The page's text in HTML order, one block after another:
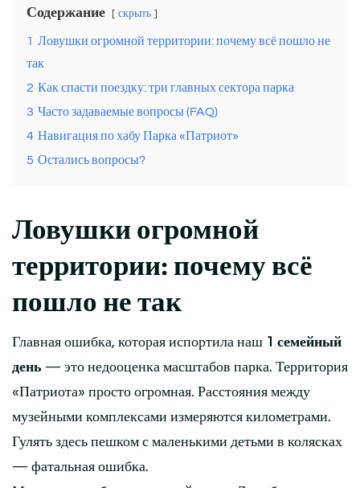
Содержание скрыть
1 Ловушки огромной территории: почему всё пошло не
так
2 Как спасти поездку: три главных сектора парка
3 Часто задаваемые вопросы (FAQ)
4 Навигация по хабу Парка «Патриот»
5 Остались вопросы?
Ловушки огромной
территории: почему всё
пошло не так
Главная ошибка, которая испортила наш 1 семейный
день — это недооценка масштабов парка. Территория
«Патриота» просто огромная. Расстояния между
музейными комплексами измеряются километрами.
Гулять здесь пешком с маленькими детьми в колясках
— фатальная ошибка.